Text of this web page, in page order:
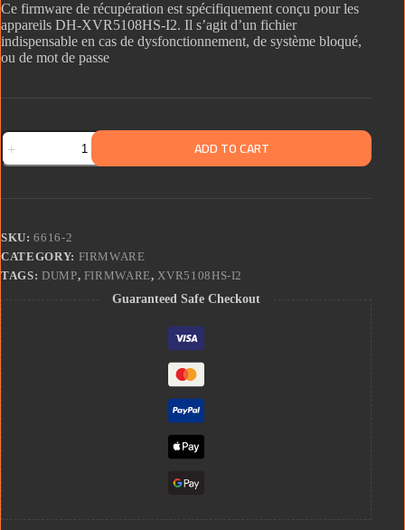
Ce firmware de récupération est spécifiquement conçu pour les
appareils DH-XVR5108HS-I2. Il s’agit d’un fichier
indispensable en cas de dysfonctionnement, de système bloqué,
ou de mot de passe
ADD TO CART
SKU:6616-2
CATEGORY: FIRMWARE
TAGS: DUMP, FIRMWARE,XVR5108HS-I2
Guaranteed Safe Checkout